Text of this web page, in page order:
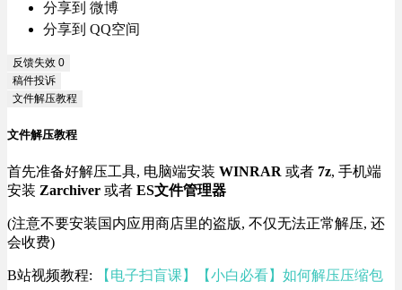
分享到 微博
分享到 QQ空间
反馈失效 0
稿件投诉
文件解压教程
文件解压教程
首先准备好解压工具, 电脑端安装 WINRAR 或者 7z, 手机端
安装 Zarchiver 或者 ES文件管理器
(注意不要安装国内应用商店里的盗版, 不仅无法正常解压, 还
会收费)
B站视频教程: 【电子扫盲课】【小白必看】如何解压压缩包